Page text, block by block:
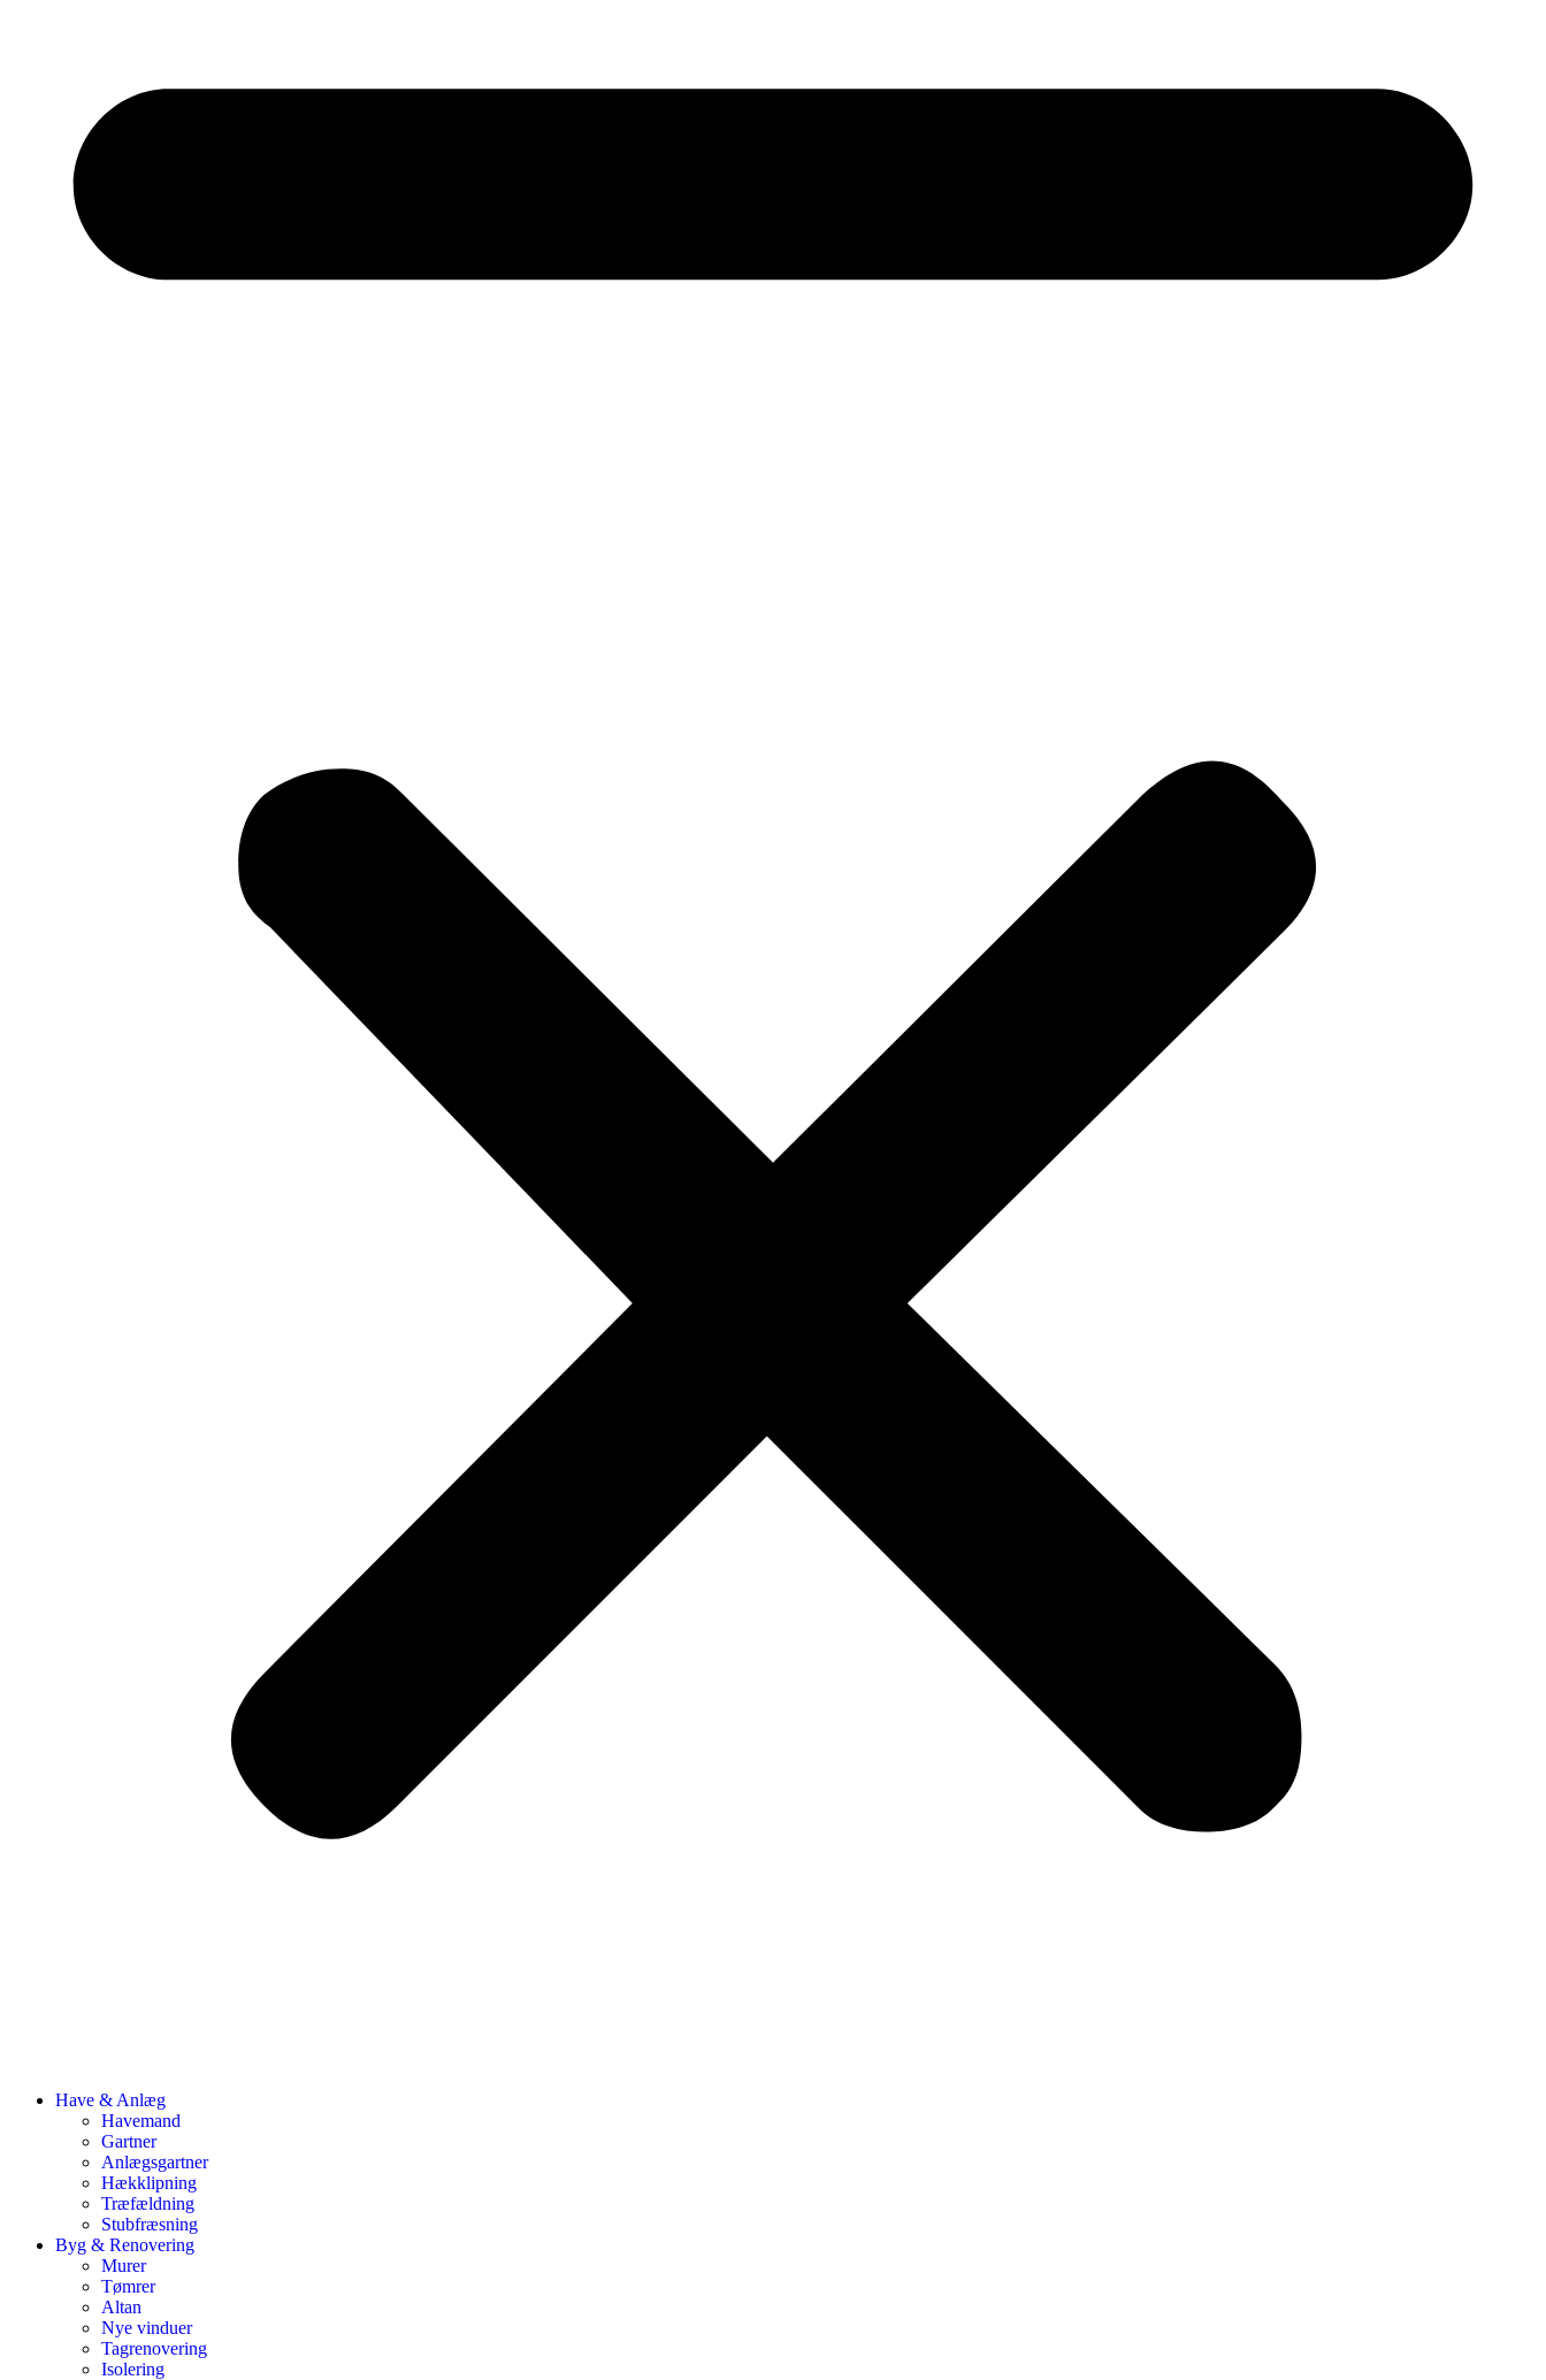
Have & Anlæg
Havemand
Gartner
Anlægsgartner
Hækklipning
Træfældning
Stubfræsning
Byg & Renovering
Murer
Tømrer
Altan
Nye vinduer
Tagrenovering
Isolering